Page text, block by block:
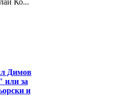
Ко...
Димов
или за
и